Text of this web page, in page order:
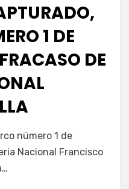
1 DE
DE
número 1 de
Nacional Francisco